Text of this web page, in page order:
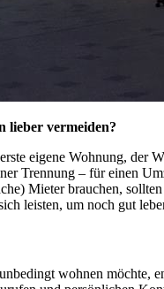
lieber vermeiden?
eigene Wohnung, der
Trennung – für einen
Mieter brauchen,
leisten, um noch gut
wohnen möchte,